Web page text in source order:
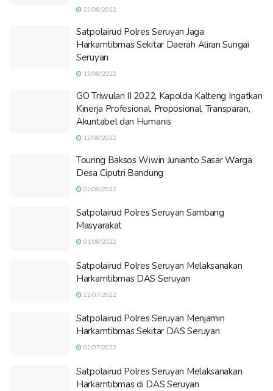
22/08/2022
Satpolairud Polres Seruyan Jaga
Harkamtibmas Sekitar Daerah Aliran Sungai
Seruyan
13/08/2022
GO Triwulan II 2022, Kapolda Kalteng Ingatkan
Kinerja Profesional, Proposional, Transparan,
Akuntabel dan Humanis
12/08/2022
Touring Baksos Wiwin Junianto Sasar Warga
Desa Ciputri Bandung
02/08/2022
Satpolairud Polres Seruyan Sambang
Masyarakat
01/08/2022
Satpolairud Polres Seruyan Melaksanakan
Harkamtibmas DAS Seruyan
22/07/2022
Satpolairud Polres Seruyan Menjamin
Harkamtibmas Sekitar DAS Seruyan
02/07/2022
Satpolairud Polres Seruyan Melaksanakan
Harkamtibmas di DAS Seruyan